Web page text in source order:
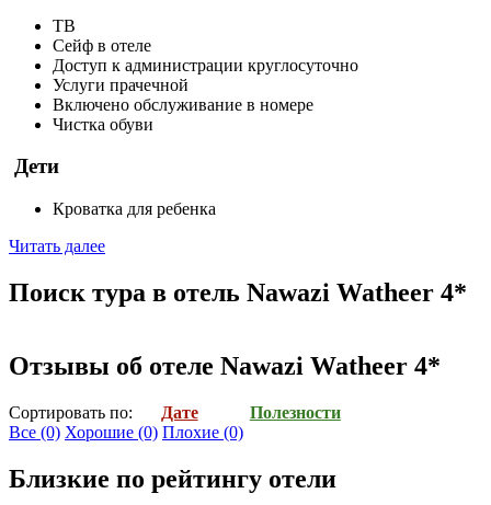
ТВ
Сейф в отеле
Доступ к администрации круглосуточно
Услуги прачечной
Включено обслуживание в номере
Чистка обуви
Дети
Кроватка для ребенка
Читать далее
Поиск тура в отель Nawazi Watheer 4*
Отзывы об отеле Nawazi Watheer 4*
Cортировать по: Дате
Полезности
Все (0) Хорошие (0) Плохие (0)
Близкие по рейтингу отели